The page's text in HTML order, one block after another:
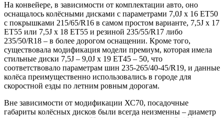
На конвейере, в зависимости от комплектации авто, оно
оснащалось колёсными дисками с параметрами 7,0J x 16 ET50
с покрышками 215/65/R16 в самом простом варианте, 7,5J x 17
ET55 или 7,5J x 18 ET55 и резиной 235/55/R17 либо
235/50/R18 – в более дорогом оснащении. Кроме того,
существовала модификация модели премиум, которая имела
стильные диски 7,5J – 9,0J x 19 ET45 – 50, что
соответствовало параметрам шин 235-265/40-45/R19, и данные
колёса преимущественно использовались в городе для
скоростной езды по летним ровным дорогам.
Вне зависимости от модификации ХС70, посадочные
габариты колёсных дисков были всегда неизменны – диаметр